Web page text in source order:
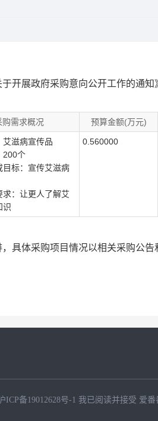
开展政府采购意向公开工作的通
购需求概况 预算金额(万元)
艾滋病宣传品
200个
目标：宣传艾滋病
求：让更人了解艾
识
0.560000
具体采购项目情况以相关采购公告
ICP备19012628号-1 我已阅读并接受 爱番